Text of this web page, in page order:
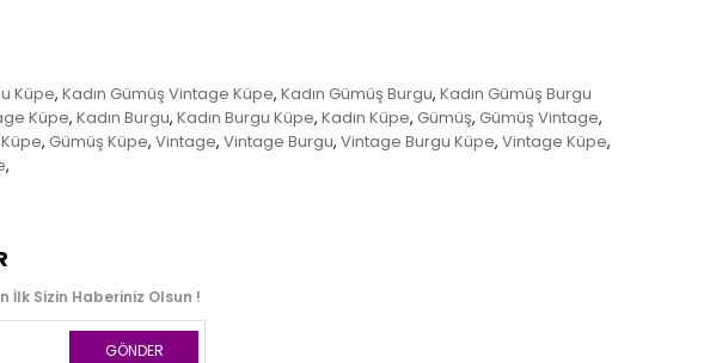
Küpe, Kadın Gümüş Vintage Küpe, Kadın Gümüş Burgu, Kadın Gümüş Burgu
Küpe, Kadın Burgu, Kadın Burgu Küpe, Kadın Küpe, Gümüş, Gümüş Vintage,
, Gümüş Küpe, Vintage, Vintage Burgu, Vintage Burgu Küpe, Vintage Küpe,
,
İlk Sizin Haberiniz Olsun !
GÖNDER